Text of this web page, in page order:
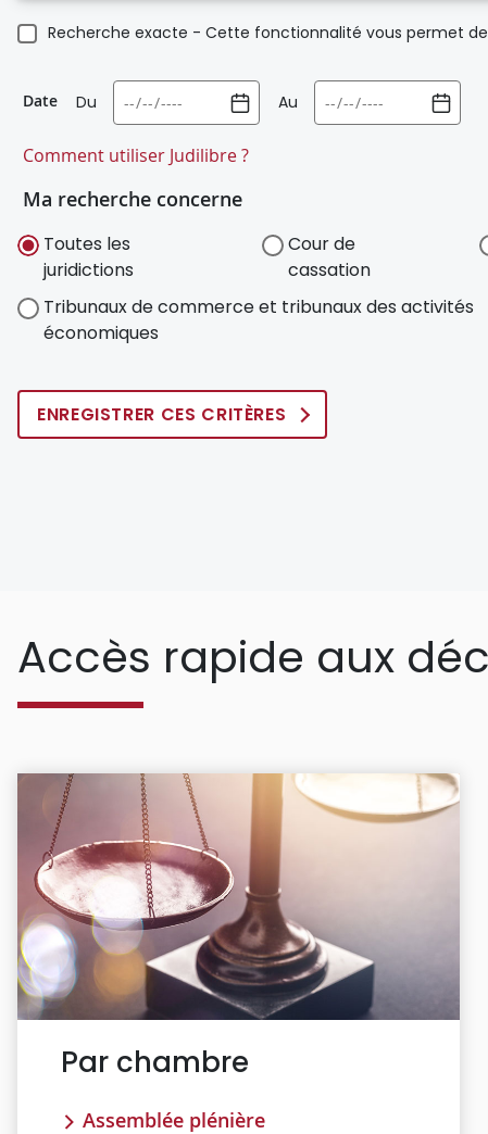
Recherche exacte - Cette fonctionnalité vous permet
Date Du Au
Comment utiliser Judilibre ?
Ma recherche concerne
Toutes les
juridictions
Cour de
cassation
Tribunaux de commerce et tribunaux des activités
économiques
ENREGISTRER CES CRITÈRES
Accès rapide aux
Par chambre
Assemblée plénière